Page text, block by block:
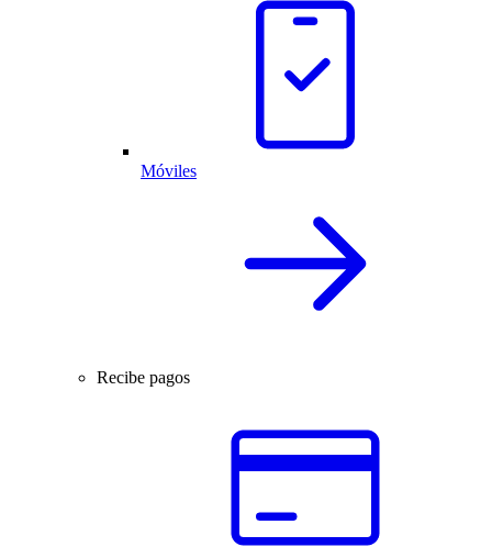
Móviles
Recibe pagos